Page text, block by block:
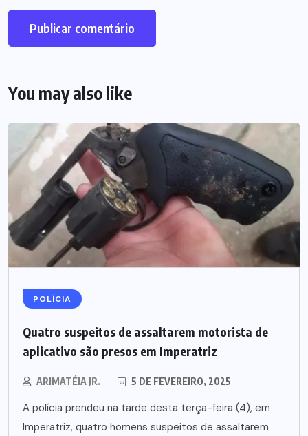
You may also like
POLÍCIA
Quatro suspeitos de assaltarem motorista de
aplicativo são presos em Imperatriz
ARIMATÉIA JR. 5 DE FEVEREIRO, 2025
A polícia prendeu na tarde desta terça-feira (4), em
Imperatriz, quatro homens suspeitos de assaltarem